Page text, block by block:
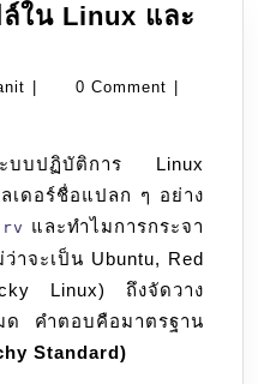
ใน Linux และ
phunsanit0 Comment
เดอร์ชื่อแปลก ๆ อย่าง
และทำไมการกระจา
าจะเป็น Ubuntu, Red
Linux) ถึงจัดวาง
ด คำตอบคือมาตรฐาน
Standard)